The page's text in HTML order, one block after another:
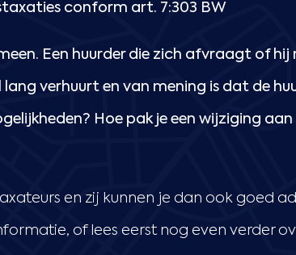
conform art. 7:303 BW
Een huurder die zich afvraagt of
verhuurt en van mening is dat de
Hoe pak je een wijziging
en zij kunnen je dan ook goed
of lees eerst nog even verder